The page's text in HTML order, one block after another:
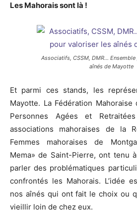
Les Mahorais sont là !
Associatifs, CSSM, DMR…
aînés de Mayotte
Et parmi ces stands, les
Mayotte. La Fédération
Personnes Agées et
associations mahoraises de la
Femmes mahoraises de
Mema» de Saint-Pierre, ont tenu
parler des problématiques
confrontés les Mahorais. L’idée
nos aînés qui ont fait le choix ou
vieillir loin de chez eux.